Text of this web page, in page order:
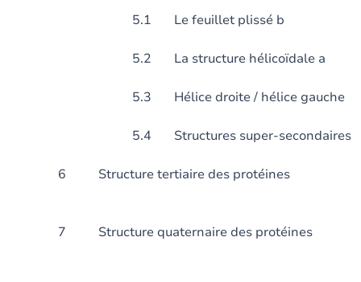
5.1 Le feuillet plissé b
5.2 La structure hélicoïdale a
5.3 Hélice droite / hélice gauche
5.4 Structures super-secondaires
6 Structure tertiaire
7 Structure quaternaire